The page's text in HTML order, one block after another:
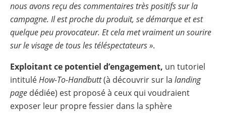
nous avons reçu des commentaires très positifs sur la
campagne. Il est proche du produit, se démarque et est
quelque peu provocateur. Et cela met vraiment un sourire
sur le visage de tous les téléspectateurs ».
Exploitant ce potentiel d’engagement, un tutoriel
intituléHow-To-Handbutt(à découvrir sur la landing
page dédiée) est proposé à ceux qui voudraient
exposer leur propre fessier dans la sphère